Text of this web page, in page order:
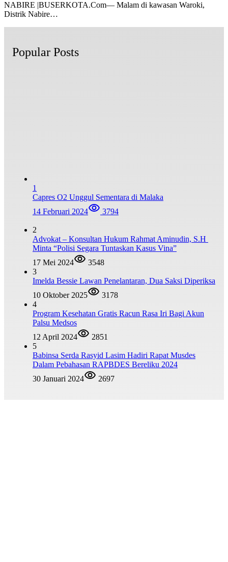
NABIRE |BUSERKOTA.Com— Malam di kawasan Waroki,
Distrik Nabire…
Popular Posts
1
Capres O2 Unggul Sementara di Malaka
14 Februari 2024
3794
2
Advokat – Konsultan Hukum Rahmat Aminudin, S.H
Minta “Polisi Segara Tuntaskan Kasus Vina”
17 Mei 2024
3548
3
Imelda Bessie Lawan Penelantaran, Dua Saksi Diperiksa
10 Oktober 2025
3178
4
Program Kesehatan Gratis Racun Rasa Iri Bagi Akun
Palsu Medsos
12 April 2024
2851
5
Babinsa Serda Rasyid Lasim Hadiri Rapat Musdes
Dalam Pebahasan RAPBDES Bereliku 2024
30 Januari 2024
2697